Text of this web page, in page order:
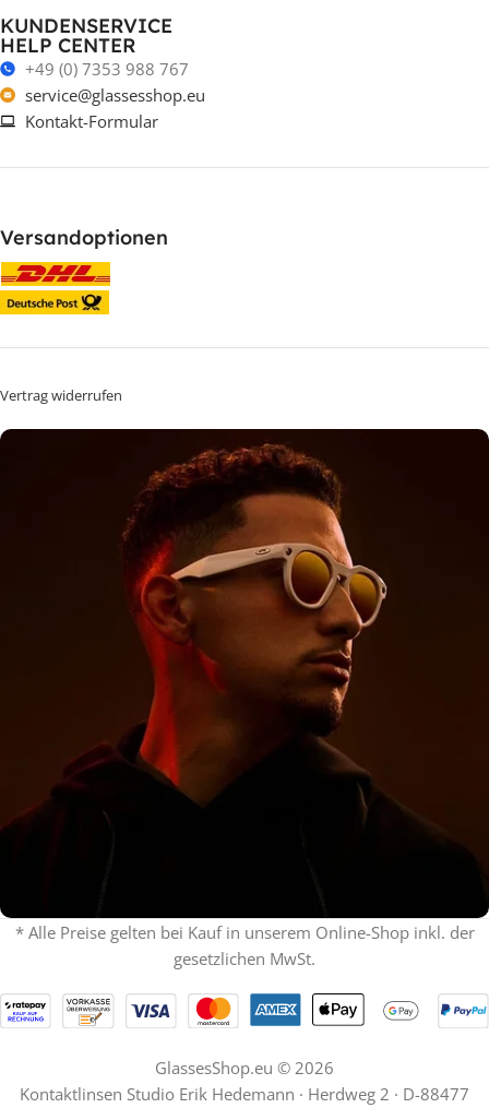
KUNDENSERVICE
HELP CENTER
+49 (0) 7353 988 767
service@glassesshop.eu
Kontakt-Formular
Versandoptionen
Vertrag widerrufen
% ON SALE %
Oakley mit Sehstärke
SPECIAL OFFER
Jetzt shoppen
* Alle Preise gelten bei Kauf in unserem Online-Shop inkl. der
gesetzlichen MwSt.
GlassesShop.eu © 2026
Kontaktlinsen Studio Erik Hedemann · Herdweg 2 · D-88477